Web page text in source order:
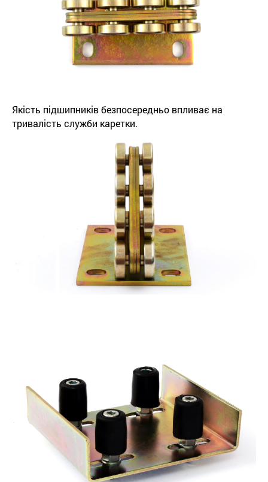
Якість підшипників безпосередньо впливає на
тривалість служби каретки.